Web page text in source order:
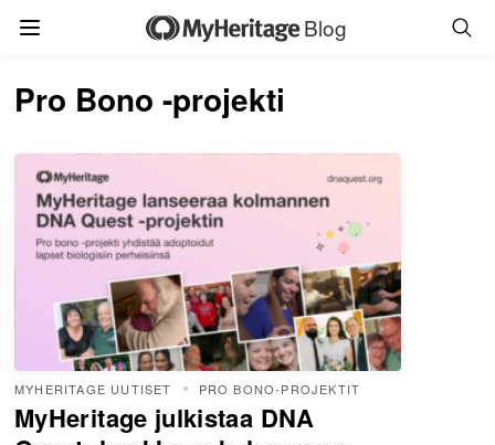
Blog
Pro Bono -projekti
MYHERITAGE UUTISET PRO BONO-PROJEKTIT
MyHeritage julkistaa DNA